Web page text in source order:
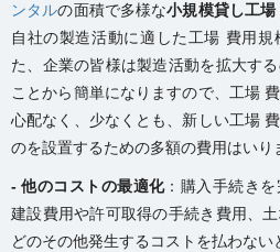
ンタルの面積で多様な小規模貸し工場
自社の製造活動に適した工場 費用
た、企業の皆様は製造活動を拡大す
ことから簡単になりますので、工場
心配なく、少なくとも、新しい工場
のを設置するための多額の費用はいり
- 他のコストの最適化：購入手続き
建設費用や許可取得の手続き費用、
どのその他発生するコストを払わない